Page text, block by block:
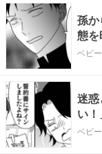
孫か
態を
非常
ベビ
迷惑
い！
かし
ベビ